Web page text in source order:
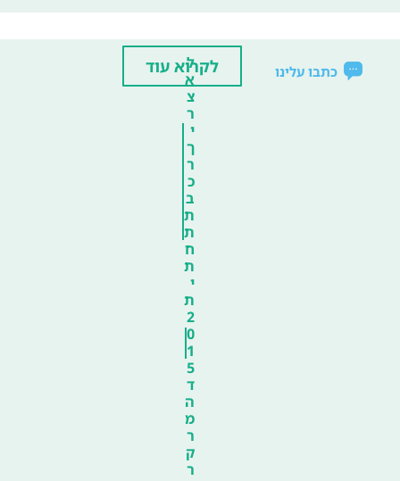
כתבו עלינו
ל
א
צ
ר
י
ך
ר
כ
ב
ת
ת
ח
ת
י
ת
2
0
1
5
ד
ה
מ
ר
ק
ר
לקרוא עוד